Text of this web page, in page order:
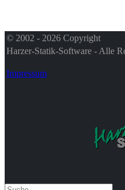
© 2002 - 2026 Copyright
Harzer-Statik-Software - Alle
Impressum